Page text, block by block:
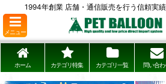
1994年創業 店舗・通信販売を行う信頼実
メニュー
ホーム カテゴリ特集 カテゴリ一覧 問い合わ